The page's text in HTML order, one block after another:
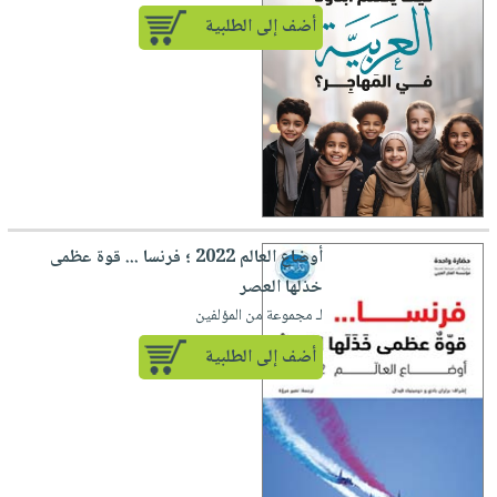
أضف إلى الطلبية
أوضاع العالم 2022 ؛ فرنسا ... قوة عظمى
خذلها العصر
لـ مجموعة من المؤلفين
أضف إلى الطلبية